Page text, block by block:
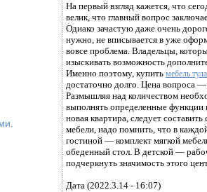
На первый взгляд кажется, что
велик, что главный вопрос
Однако зачастую даже очень
нужно, не вписывается в уже
вовсе проблема. Владельцы,
изыскивать возможность
Именно поэтому, купить мебель тула
достаточно долго. Цена вопроса —
Размышляя над количеством
выполнять определенные функции
новая квартира, следует
мебели, надо помнить, что в
гостиной — комплект мягкой
обеденный стол. В детской —
подчеркнуть значимость этого
Дата (2022.3.14 - 16:07)